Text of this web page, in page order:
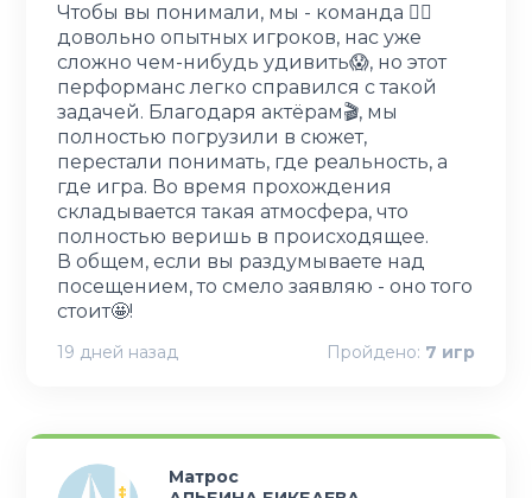
Чтобы вы понимали, мы - команда 🦸‍♀️
довольно опытных игроков, нас уже
сложно чем-нибудь удивить😱, но этот
перформанс легко справился с такой
задачей. Благодаря актёрам🎬, мы
полностью погрузили в сюжет,
перестали понимать, где реальность, а
где игра. Во время прохождения
складывается такая атмосфера, что
полностью веришь в происходящее.
В общем, если вы раздумываете над
посещением, то смело заявляю - оно того
стоит🤩!
19 дней назад Пройдено: 7 игр
Матрос